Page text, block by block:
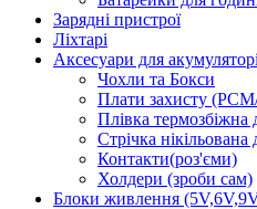
Зарядні пристрої
Ліхтарі
Аксесуари для
Чохли та Бокси
Плати захисту
Плівка
Стрічка
Контакти(роз'єми)
Холдери (зроби сам)
Блоки живлення